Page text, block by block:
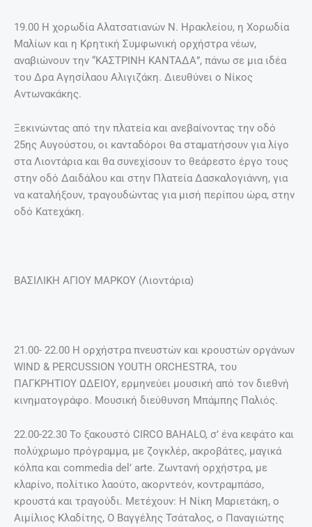
19.00 Η χορωδία Αλατσατιανών Ν. Ηρακλείου, η Χορωδία
Μαλίων και η Κρητική Συμφωνική ορχήστρα νέων,
αναβιώνουν την “ΚΑΣΤΡΙΝΗ ΚΑΝΤΑΔΑ”, πάνω σε μια ιδέα
του Δρα Αγησίλαου Αλιγιζάκη. Διευθύνει ο Νίκος
Αντωνακάκης.
Ξεκινώντας από την πλατεία και ανεβαίνοντας την οδό
25ης Αυγούστου, οι κανταδόροι θα σταματήσουν για λίγο
στα Λιοντάρια και θα συνεχίσουν το θεάρεστο έργο τους
στην οδό Δαιδάλου και στην Πλατεία Δασκαλογιάννη, για
να καταλήξουν, τραγουδώντας για μισή περίπου ώρα, στην
οδό Κατεχάκη.
ΒΑΣΙΛΙΚΗ ΑΓΙΟΥ ΜΑΡΚΟΥ (Λιοντάρια)
21.00- 22.00 Η ορχήστρα πνευστών και κρουστών οργάνων
WIND & PERCUSSION YOUTH ORCHESTRA, του
ΠΑΓΚΡΗΤΙΟΥ ΩΔΕΙΟΥ, ερμηνεύει μουσική από τον διεθνή
κινηματογράφο. Μουσική διεύθυνση Μπάμπης Παλιός.
22.00-22.30 Το ξακουστό CIRCO BAHALO, σ’ ένα κεφάτο και
πολύχρωμο πρόγραμμα, με ζογκλέρ, ακροβάτες, μαγικά
κόλπα και commedia del’ arte. Zωντανή ορχήστρα, με
κλαρίνο, πολίτικο λαούτο, ακορντεόν, κοντραμπάσο,
κρουστά και τραγούδι. Μετέχουν: H Νίκη Μαριετάκη, ο
Αιμίλιος Κλαδίτης, Ο Βαγγέλης Τσάταλος, ο Παναγιώτης